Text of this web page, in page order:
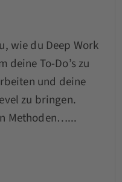
wie du Deep Work
deine To-Do’s zu
und deine
zu bringen.
Methoden…...